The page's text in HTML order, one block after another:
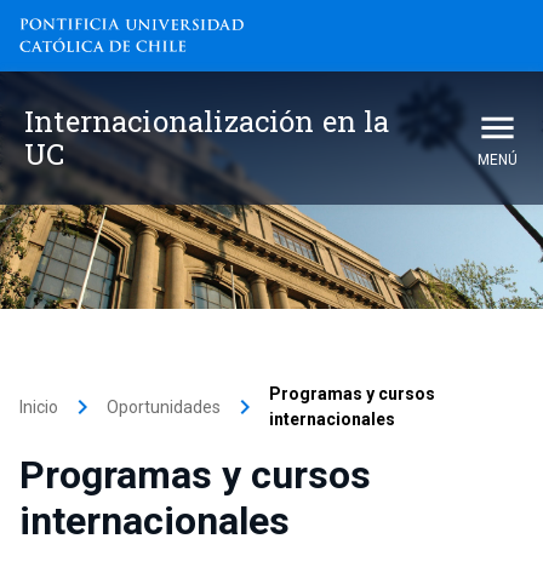
Internacionalización en la
UC
MENÚ
Inicio keyboard_arrow_right Oportunidades keyboard_arrow_right
Programas y cursos
internacionales
Programas y cursos
internacionales